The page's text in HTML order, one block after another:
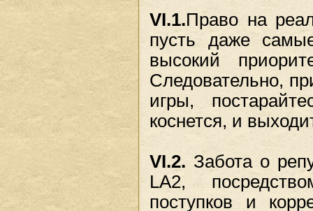
VI.1.Право на
пусть даже
высокий
Следовательно,
игры,
коснется, и
VI.2. Забота о
LA2,
поступков и